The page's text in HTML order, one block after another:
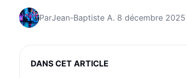
ParJean-Baptiste A. 8 décembre 2025
DANS CET ARTICLE